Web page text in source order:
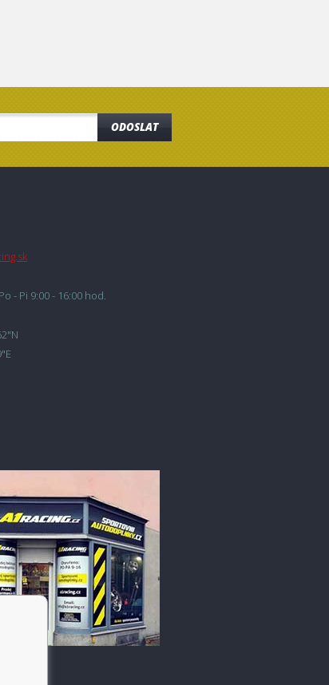
ODOSLAT
- Pi 9:00 - 16:00 hod.